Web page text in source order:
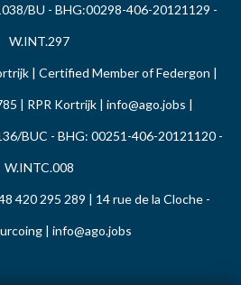
BU - BHG:00298-406-20121129 -
W.INT.297
| Certified Member of Federgon |
| RPR Kortrijk | info@ago.jobs |
BUC - BHG: 00251-406-20121120 -
W.INTC.008
420 295 289 | 14 rue de la Cloche -
| info@ago.jobs